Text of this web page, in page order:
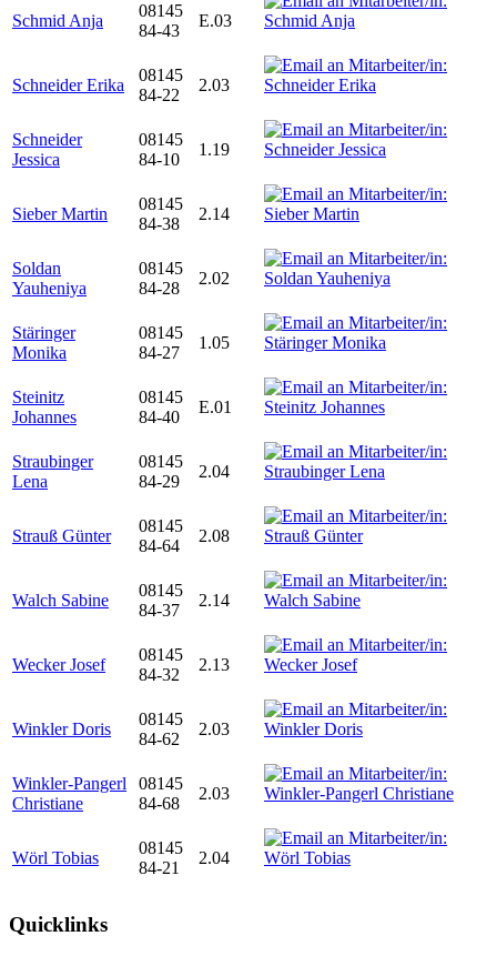
Schmid Anja
08145
84-43
E.03
Schneider Erika
08145
84-22
2.03
Schneider
Jessica
08145
84-10
1.19
Sieber Martin
08145
84-38
2.14
Soldan
Yauheniya
08145
84-28
2.02
Stäringer
Monika
08145
84-27
1.05
Steinitz
Johannes
08145
84-40
E.01
Straubinger
Lena
08145
84-29
2.04
Strauß Günter
08145
84-64
2.08
Walch Sabine
08145
84-37
2.14
Wecker Josef
08145
84-32
2.13
Winkler Doris
08145
84-62
2.03
Winkler-Pangerl
Christiane
08145
84-68
2.03
Wörl Tobias
08145
84-21
2.04
Quicklinks